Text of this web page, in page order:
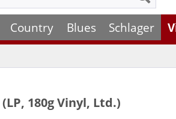
Country Blues Schlager
180g Vinyl, Ltd.)